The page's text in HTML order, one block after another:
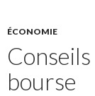
ÉCONOMIE
bourse